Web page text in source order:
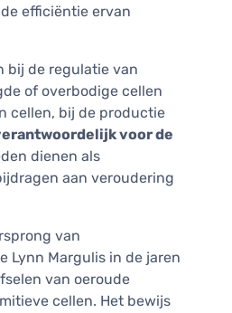
efficiëntie ervan
bij de regulatie van
of overbodige cellen
cellen, bij de productie
voor de
dienen als
aan veroudering
van
Lynn Margulis in de jaren
van oeroude
cellen. Het bewijs